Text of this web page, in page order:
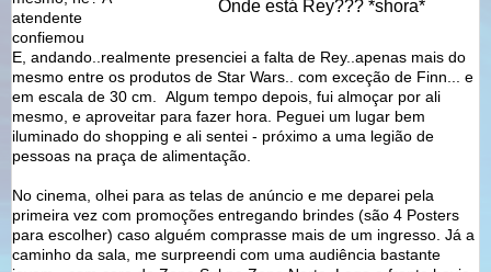
Onde está Rey??? *shora*
atendente
confiemou
E, andando..realmente presenciei a falta de Rey..apenas mais do
mesmo entre os produtos de Star Wars.. com exceção de Finn... e
em escala de 30 cm. Algum tempo depois, fui almoçar por ali
mesmo, e aproveitar para fazer hora. Peguei um lugar bem
iluminado do shopping e ali sentei - próximo a uma legião de
pessoas na praça de alimentação.
No cinema, olhei para as telas de anúncio e me deparei pela
primeira vez com promoções entregando brindes (são 4 Posters
para escolher) caso alguém comprasse mais de um ingresso. Já a
caminho da sala, me surpreendi com uma audiência bastante